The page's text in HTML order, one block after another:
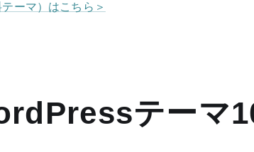
ーマ）はこちら＞
テーマ